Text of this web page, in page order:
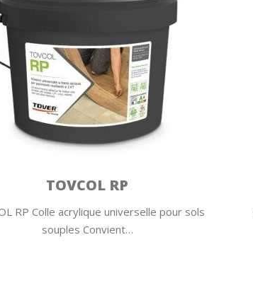
TOVCOL RP
RP Colle acrylique universelle pour sols
souples Convient…